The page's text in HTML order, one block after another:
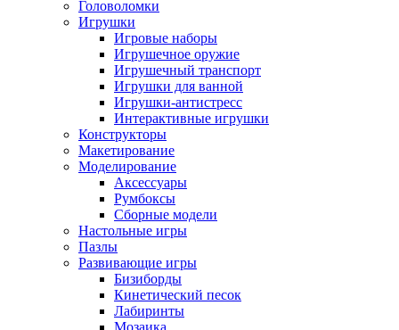
Головоломки
Игрушки
Игровые наборы
Игрушечное оружие
Игрушечный транспорт
Игрушки для ванной
Игрушки-антистресс
Интерактивные игрушки
Конструкторы
Макетирование
Моделирование
Аксессуары
Румбоксы
Сборные модели
Настольные игры
Пазлы
Развивающие игры
Бизиборды
Кинетический песок
Лабиринты
Мозаика